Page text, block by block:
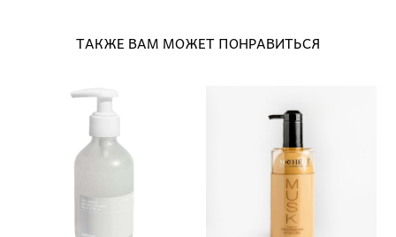
ТАКЖЕ ВАМ МОЖЕТ ПОНРАВИТЬСЯ